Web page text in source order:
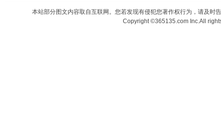
本站部分图文内容取自互联网。您若发现有侵犯您著作权行为，请及时
Copyright ©365135.com Inc.All